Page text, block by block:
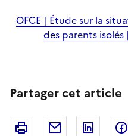
OFCE | Étude sur la
des parents isolés
Partager cet article
Imprimer Courriel